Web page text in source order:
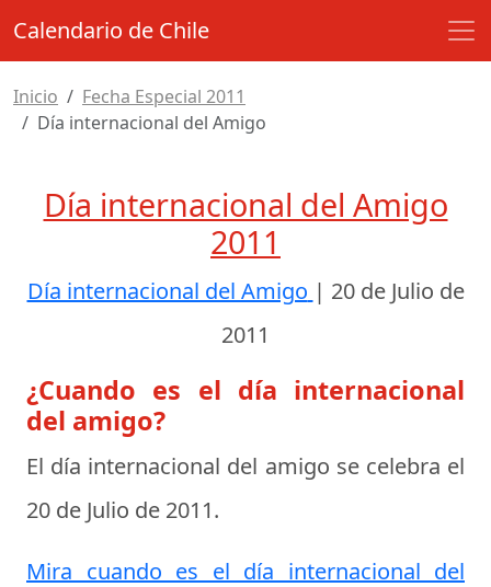
Calendario de Chile
Inicio
Fecha Especial 2011
Día internacional del Amigo
Día internacional del Amigo
2011
Día internacional del Amigo | 20 de Julio de
2011
¿Cuando es el día internacional
del amigo?
El día internacional del amigo se celebra el
20 de Julio de 2011.
Mira cuando es el día internacional del